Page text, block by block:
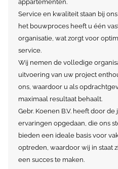
appartementen.
Service en kwaliteit staan bij
het bouwproces heeft u één
organisatie, wat zorgt voor
service.
Wij nemen de volledige
uitvoering van uw project
ons, waardoor u als
maximaal resultaat behaalt.
Gebr. Koenen B.V. heeft door
ervaringen opgedaan, die ons
bieden een ideale basis voor
optreden, waardoor wij in staat
een succes te maken.